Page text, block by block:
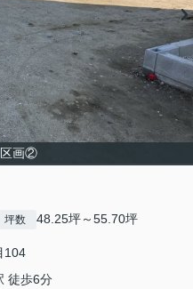
区画②
坪数 48.25坪～55.70坪
104
徒歩6分